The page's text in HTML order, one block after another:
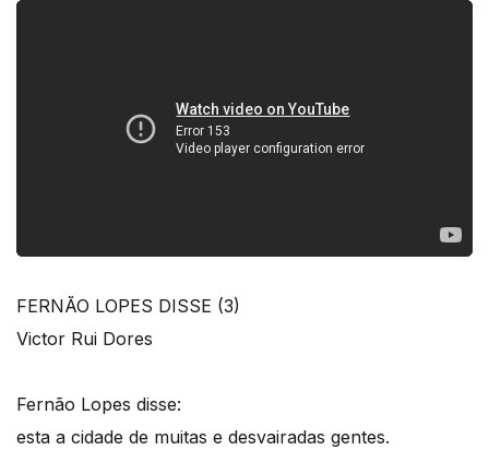
FERNÃO LOPES DISSE (3)
Victor Rui Dores
Fernão Lopes disse:
esta a cidade de muitas e desvairadas gentes.